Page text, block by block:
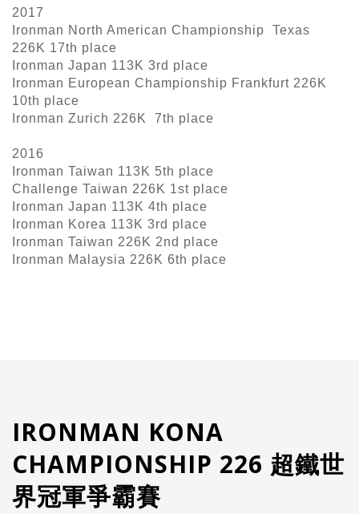
2017
Ironman North American Championship Texas
226K 17th place
Ironman Japan 113K 3rd place
Ironman European Championship Frankfurt 226K
10th place
Ironman Zurich 226K 7th place
2016
Ironman Taiwan 113K 5th place
Challenge Taiwan 226K 1st place
Ironman Japan 113K 4th place
Ironman Korea 113K 3rd place
Ironman Taiwan 226K 2nd place
Ironman Malaysia 226K 6th place
IRONMAN KONA
CHAMPIONSHIP 226 超鐵世
界冠軍爭霸賽